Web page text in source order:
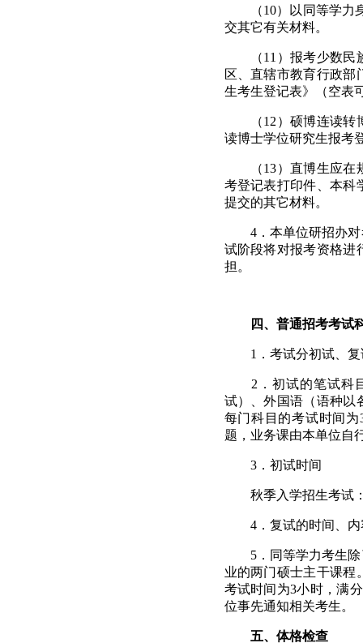
（10）
以同等学力
交其它有关材料。
（11 ）报考少数民
区、直辖市教育行政部
生考生登记表》（空表
（12 ）硕博连读转
读博士学位研究生报考
（13）直博生应在
考登记表打印件、本科
提交的其它材料。
4．本单位研招办
试阶段将对报考资格进
担。
四、普通招考考试
1 ．考试分初试、
2 ．初试的笔试
试）、外国语（语种以
每门科目的考试时间为
题，业务课由本单位自
3．初试时间
秋季入学招生考试
4．复试的时间、
5．同等学力考生
业的两门硕士主干课程
考试时间为3小时，满
位事先通知相关考生。
五、体格检查